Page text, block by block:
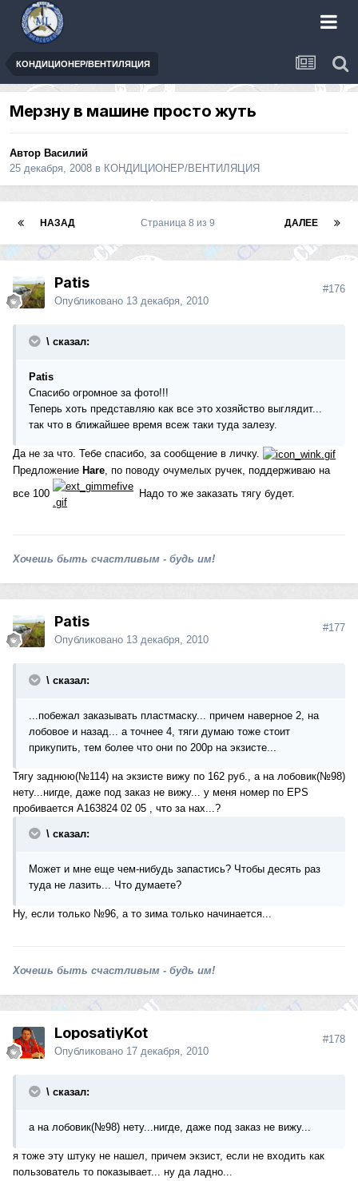
КОНДИЦИОНЕР/ВЕНТИЛЯЦИЯ
Мерзну в машине просто жуть
Автор Василий
25 декабря, 2008 в КОНДИЦИОНЕР/ВЕНТИЛЯЦИЯ
НАЗАД ДАЛЕЕ
Страница 8 из 9
Patis
Опубликовано 13 декабря, 2010
#176
\ сказал:
Patis
Спасибо огромное за фото!!!
Теперь хоть представляю как все это хозяйство выглядит...
так что в ближайшее время всеж таки туда залезу.
Да не за что. Тебе спасибо, за сообщение в личку.
Предложение Hare , по поводу очумелых ручек, поддерживаю на
все 100
Надо то же заказать тягу будет.
Хочешь быть счастливым - будь им!
Patis
Опубликовано 13 декабря, 2010
#177
\ сказал:
...побежал заказывать пластмаску... причем наверное 2, на
лобовое и назад... а точнее 4, тяги думаю тоже стоит
прикупить, тем более что они по 200р на экзисте...
Тягу заднюю(№114) на экзисте вижу по 162 руб., а на лобовик(№98)
нету...нигде, даже под заказ не вижу... у меня номер по EPS
пробивается A163824 02 05 , что за нах...?
\ сказал:
Может и мне еще чем-нибудь запастись? Чтобы десять раз
туда не лазить... Что думаете?
Ну, если только №96, а то зима только начинается...
Хочешь быть счастливым - будь им!
LoposatiyKot
Опубликовано 17 декабря, 2010
#178
\ сказал:
а на лобовик(№98) нету...нигде, даже под заказ не вижу...
я тоже эту штуку не нашел, причем экзист, если не входить как
пользователь то показывает... ну да ладно...